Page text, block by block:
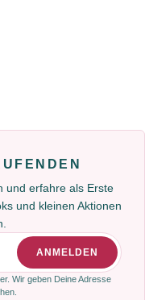
und erfahre als Erste
und kleinen Aktionen
ANMELDEN
Wir geben Deine Adresse